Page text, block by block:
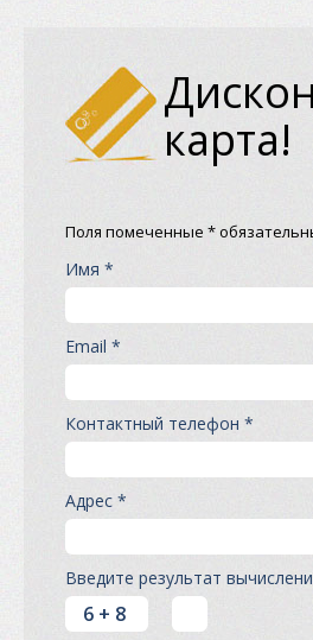
карта!
Поля помеченные *
Имя *
Email *
Контактный телефон *
Адрес *
Введите результат